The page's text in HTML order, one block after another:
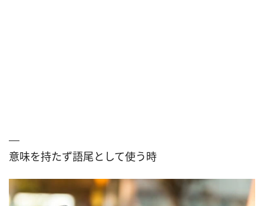
意味を持たず語尾として使う時